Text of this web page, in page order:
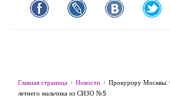
Главная страница Новости
Прокурору
летнего мальчика из СИЗО №5